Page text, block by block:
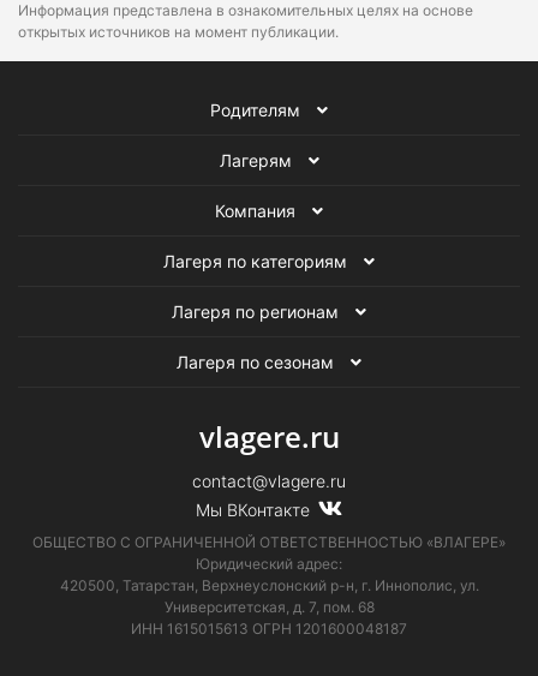
Информация представлена в ознакомительных целях на основе
открытых источников на момент публикации.
Родителям
Лагерям
Компания
Лагеря по категориям
Лагеря по регионам
Лагеря по сезонам
vlagere.ru
contact@vlagere.ru
Мы ВКонтакте
ОБЩЕСТВО С ОГРАНИЧЕННОЙ ОТВЕТСТВЕННОСТЬЮ «ВЛАГЕРЕ»
Юридический адрес:
420500, Татарстан, Верхнеуслонский р-н, г. Иннополис, ул.
Университетская, д. 7, пом. 68
ИНН 1615015613 ОГРН 1201600048187